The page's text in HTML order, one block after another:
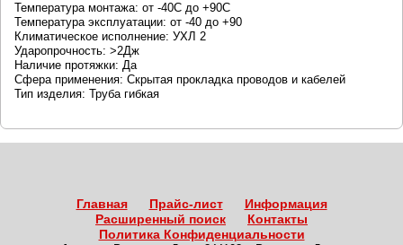
Температура монтажа: от -40С до +90С
Температура эксплуатации: от -40 до +90
Климатическое исполнение: УХЛ 2
Ударопрочность: >2Дж
Наличие протяжки: Да
Сфера применения: Скрытая прокладка проводов и кабелей
Тип изделия: Труба гибкая
Главная Прайс-лист
Информация
Расширенный поиск
Контакты
Политика Конфиденциальности